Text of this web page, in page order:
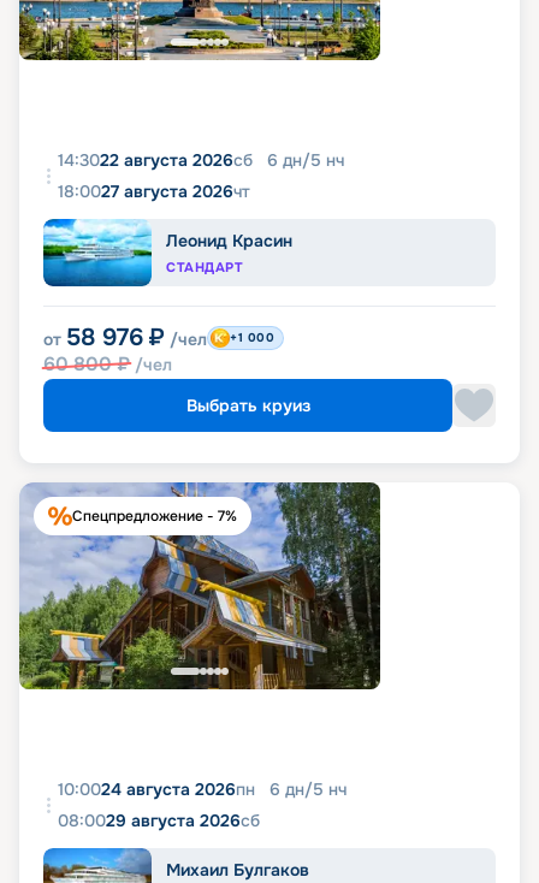
14:3022 августа 2026сб 6 дн/5 нч
18:0027 августа 2026чт
Леонид Красин
СТАНДАРТ
от 58 976 ₽ /чел
60 800₽ /чел
+1 000
Выбрать круиз
Спецпредложение - 7%
10:0024 августа 2026пн 6 дн/5 нч
08:0029 августа 2026сб
Михаил Булгаков